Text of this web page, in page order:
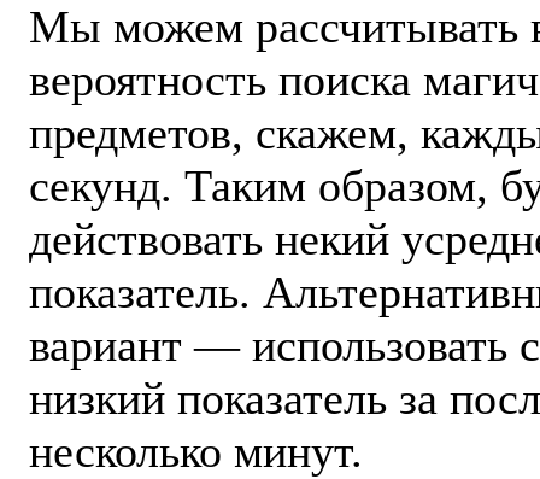
Мы можем рассчитывать
вероятность поиска
предметов, скажем,
секунд. Таким образом,
действовать некий
показатель.
вариант — использовать
низкий показатель за
несколько минут.